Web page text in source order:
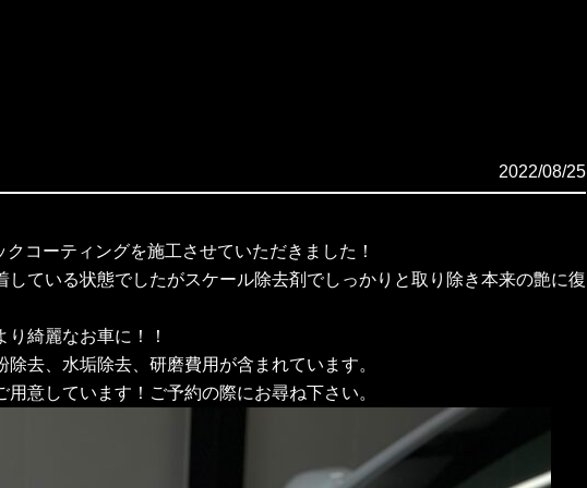
2022/08/25
コーティングを施工させていただきました！
している状態でしたがスケール除去剤でしっかりと取り除き本来の艶に復
綺麗なお車に！！
去、水垢除去、研磨費用が含まれています。
意しています！ご予約の際にお尋ね下さい。